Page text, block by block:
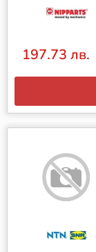
197.73 лв.